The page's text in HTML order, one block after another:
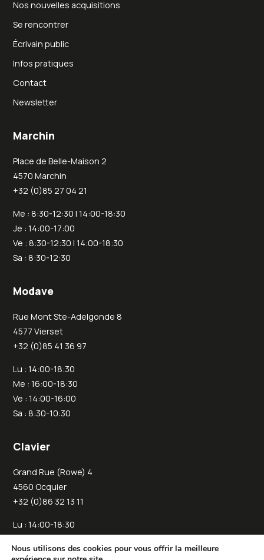
Nos nouvelles acquisitions
Se rencontrer
Écrivain public
Infos pratiques
Contact
Newsletter
Marchin
Place de Belle-Maison 2
4570 Marchin
+32 (0)85 27 04 21
Me : 8:30-12:30 | 14:00-18:30
Je : 14:00-17:00
Ve : 8:30-12:30 | 14:00-18:30
Sa : 8:30-12:30
Modave
Rue Mont Ste-Adelgonde 8
4577 Vierset
+32 (0)85 41 36 97
Lu : 14:00-18:30
Me : 16:00-18:30
Ve : 14:00-16:00
Sa : 8:30-10:30
Clavier
Grand Rue (Rowe) 4
4560 Ocquier
+32 (0)86 32 13 11
Lu : 14:00-18:30
Sa : 11:00-13:00
Nous utilisons des cookies pour vous offrir la meilleure